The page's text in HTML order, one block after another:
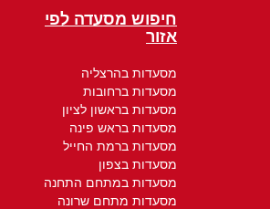
חיפוש מסעדה לפי
אזור
מסעדות בהרצליה
מסעדות ברחובות
מסעדות בראשון לציון
מסעדות בראש פינה
מסעדות ברמת החייל
מסעדות בצפון
מסעדות במתחם התחנה
מסעדות מתחם שרונה